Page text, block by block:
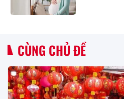
CÙNG CHỦ ĐỀ